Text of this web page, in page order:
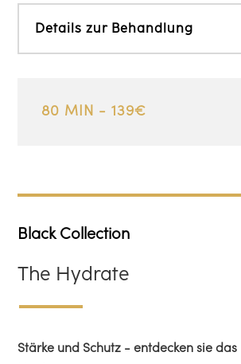
Details zur Behandlung
80 MIN - 139€
Black Collection
The Hydrate
Stärke und Schutz - entdecken sie